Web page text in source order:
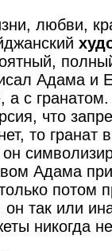
любви,
Адама и
а с
что
то гранат
Адама
так или
никогда